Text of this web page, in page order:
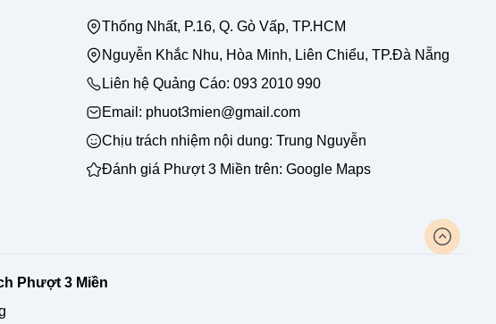
Thống Nhất, P.16, Q. Gò Vấp, TP.HCM
Nguyễn Khắc Nhu, Hòa Minh, Liên Chiểu, TP.Đà Nẵng
Liên hệ Quảng Cáo:093 2010 990
Email: phuot3mien@gmail.com
Chịu trách nhiệm nội dung:Trung Nguyễn
Đánh giá Phượt 3 Miền trên:Google Maps
Phượt 3 Miền